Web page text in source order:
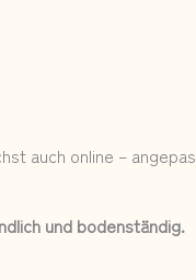
auch online –
und bodenständig.